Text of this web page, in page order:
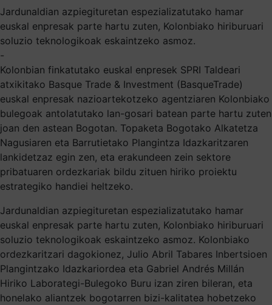
Jardunaldian azpiegituretan espezializatutako hamar
euskal enpresak parte hartu zuten, Kolonbiako hiriburuari
soluzio teknologikoak eskaintzeko asmoz.
-
Kolonbian finkatutako euskal enpresek SPRI Taldeari
atxikitako Basque Trade & Investment (BasqueTrade)
euskal enpresak nazioartekotzeko agentziaren Kolonbiako
bulegoak antolatutako lan-gosari batean parte hartu zuten
joan den astean Bogotan. Topaketa Bogotako Alkatetza
Nagusiaren eta Barrutietako Plangintza Idazkaritzaren
lankidetzaz egin zen, eta erakundeen zein sektore
pribatuaren ordezkariak bildu zituen hiriko proiektu
estrategiko handiei heltzeko.
Jardunaldian azpiegituretan espezializatutako hamar
euskal enpresak parte hartu zuten, Kolonbiako hiriburuari
soluzio teknologikoak eskaintzeko asmoz. Kolonbiako
ordezkaritzari dagokionez, Julio Abril Tabares Inbertsioen
Plangintzako Idazkariordea eta Gabriel Andrés Millán
Hiriko Laborategi-Bulegoko Buru izan ziren bileran, eta
honelako aliantzek bogotarren bizi-kalitatea hobetzeko